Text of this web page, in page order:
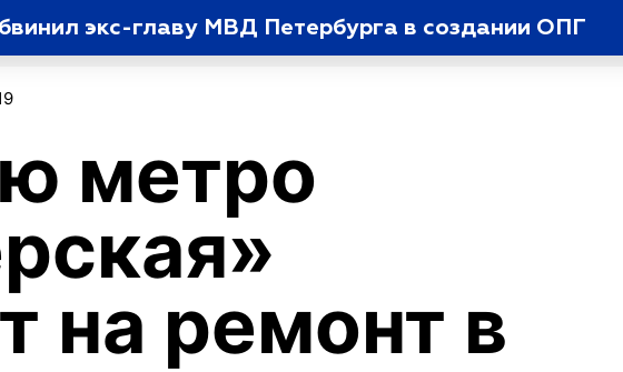
экс-главу МВД Петербурга в создании ОПГ
метро
на ремонт в